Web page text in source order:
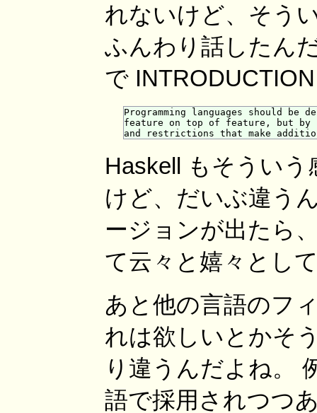
れないけど、そう
ふんわり話したん
で
Programming languages should be
feature on top of feature, but by
Haskell もそうい
けど、だいぶ違う
ージョンが出たら
て云々と嬉々とし
あと他の言語のフ
れは欲しいとかそ
り違うんだよね。
語で採用されつつ